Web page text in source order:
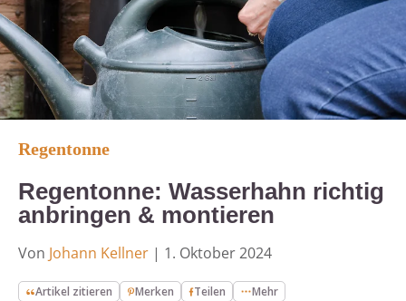
Regentonne
Regentonne: Wasserhahn richtig
anbringen & montieren
Von Johann Kellner | 1. Oktober 2024
Artikel zitieren Merken Teilen Mehr